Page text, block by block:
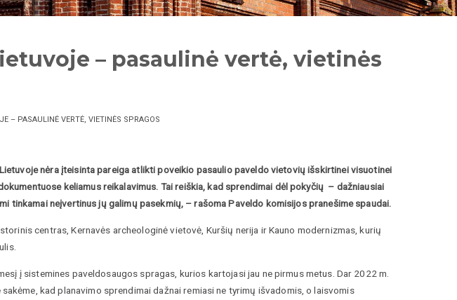
– pasaulinė vertė, vietinės
– PASAULINĖ VERTĖ, VIETINĖS SPRAGOS
nėra įteisinta pareiga atlikti poveikio pasaulio paveldo vietovių išskirtinei visuotinei
keliamus reikalavimus. Tai reiškia, kad sprendimai dėl pokyčių – dažniausiai
tinkamai neįvertinus jų galimų pasekmių, – rašoma Paveldo komisijos pranešime spaudai.
centras, Kernavės archeologinė vietovė, Kuršių nerija ir Kauno modernizmas, kurių
į sistemines paveldosaugos spragas, kurios kartojasi jau ne pirmus metus. Dar 2022 m.
kad planavimo sprendimai dažnai remiasi ne tyrimų išvadomis, o laisvomis